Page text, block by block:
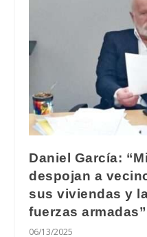
Daniel García:
despojan a
sus viviendas y
fuerzas armadas”
06/13/2025